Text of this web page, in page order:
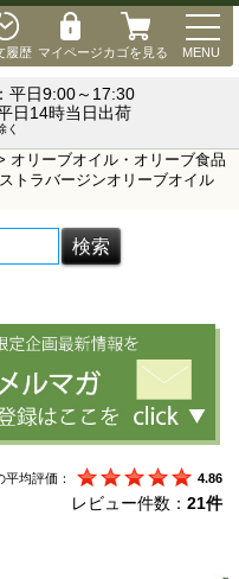
履歴 マイページカゴを見る MENU
平日9:00～17:30
日14時当日出荷
く
オリーブオイル・オリーブ食品
トラバージンオリーブオイル
平均評価： 4.86
レビュー件数： 21件